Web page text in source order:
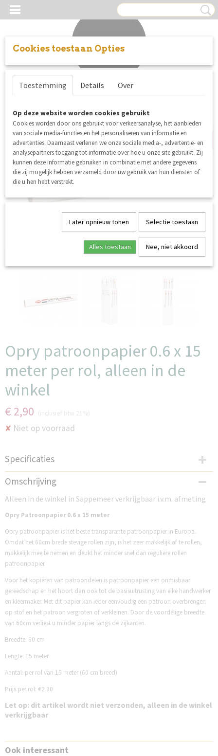
Inloggen Registreren
alleen in de winkel verkrijgbaar
alleen in de winkel
Opry patroonpapier 0.6 x 15
meter per rol, alleen in de
winkel
€ 2,90
✘ Niet op voorraad
Specificaties
Productcode
DOP65290R
Omschrijving
Alleen in de winkel in Sappemeer verkrijgbaar i.v.m. afmeting
Opry Patroonpapier 0.6 x 15 meter
Opry patroonpapier is het beste transparante patroonpapier in Europa.
Omdat het 60cm brede stevige rollen zijn, is het zeer makkelijk af te rollen,
makkelijk mee te nemen en deukt het minder snel dan reguliere rollen
patroonpapier.
Voor het kopiëren van patroondelen is patroonpapier een onmisbaar
gereedschap en het hoort dan ook tot de basisuitrusting van elke handwerker
en kleermaker. Met dit papier kan ieder eenvoudig een patroon overbrengen
op stof en het patroon vergroten of verkleinen. Door de voordelige breedte
van 60cm verliest u minder papier langs de zijkanten.
Breedte: 60 cm
Lengte: 15 meter
Aantal: per rol van 15 meter (60 cm breed)
Prijs per rol: €2.90
Let op: dit artikel wordt niet verzonden, alleen in de winkel
verkrijgbaar
Ook interessant
Cookies toestaan Opties
Toestemming Details Over
Op deze website worden cookies gebruikt
Cookies worden door ons gebruikt voor verkeersanalyse, het aanbieden
van sociale media-functies en het personaliseren van informatie en
advertenties. Daarnaast verlenen we onze sociale media-, advertentie- en
analysepartners toegang tot informatie over hoe u onze site gebruikt. Zij
kunnen deze informatie gebruiken in combinatie met andere gegevens
die zij mogelijk hebben verzameld door uw gebruik van hun diensten of
die u hen hebt verstrekt.
Later opnieuw tonen Selectie toestaan
Alles toestaan Nee, niet akkoord